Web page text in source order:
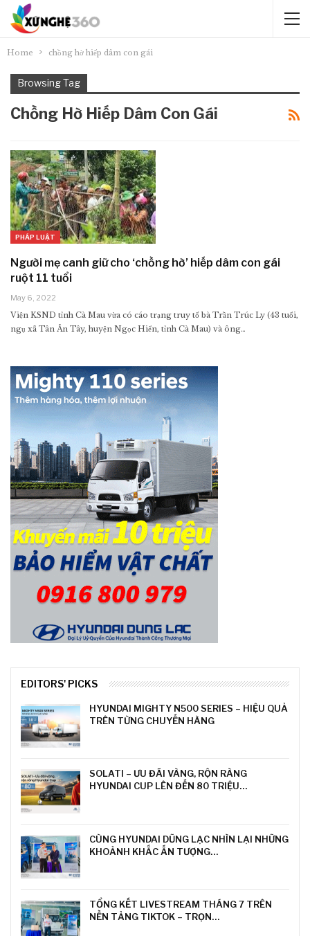
Home chồng hờ hiếp dâm con gái
Browsing Tag
Chồng Hờ Hiếp Dâm Con Gái
PHÁP LUẬT
Người mẹ canh giữ cho ‘chồng hờ’ hiếp dâm con gái
ruột 11 tuổi
May 6, 2022
Viện KSND tỉnh Cà Mau vừa có cáo trạng truy tố bà Trần Trúc Ly (43 tuổi,
ngụ xã Tân Ân Tây, huyện Ngọc Hiển, tỉnh Cà Mau) và ông…
EDITORS' PICKS
HYUNDAI MIGHTY N500 SERIES – HIỆU QUẢ
TRÊN TỪNG CHUYẾN HÀNG
SOLATI – ƯU ĐÃI VÀNG, RỘN RÀNG
HYUNDAI CUP LÊN ĐẾN 80 TRIỆU…
CÙNG HYUNDAI DŨNG LẠC NHÌN LẠI NHỮNG
KHOẢNH KHẮC ẤN TƯỢNG…
TỔNG KẾT LIVESTREAM THÁNG 7 TRÊN
NỀN TẢNG TIKTOK – TRỌN…